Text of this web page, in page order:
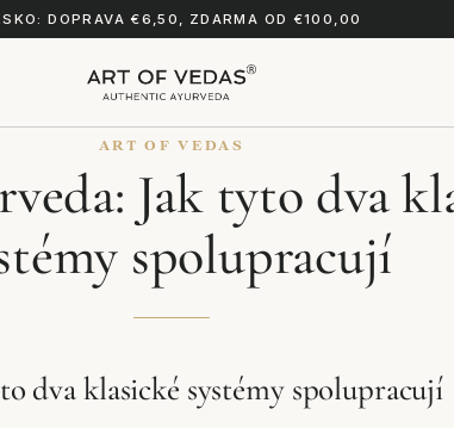
DOPRAVA €6,50, ZDARMA OD €100,00
ART OF VEDAS
Jak tyto dva
spolupracují
dva klasické systémy spolupracují